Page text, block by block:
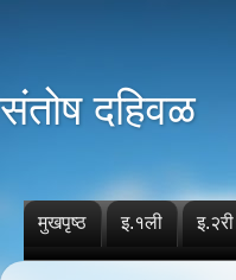
संतोष दहिवळ
मुखपृष्ठ इ.१ली इ.२री